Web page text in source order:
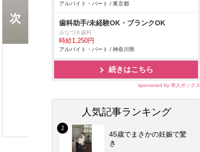
アルバイト・パート / 東京都
歯科助手/未経験OK・ブランクOK
みなづき歯科
時給1,250円
アルバイト・パート / 神奈川県
続きはこちら
sponsored by 求人ボックス
人気記事ランキング
45歳でまさかの妊娠で驚
き